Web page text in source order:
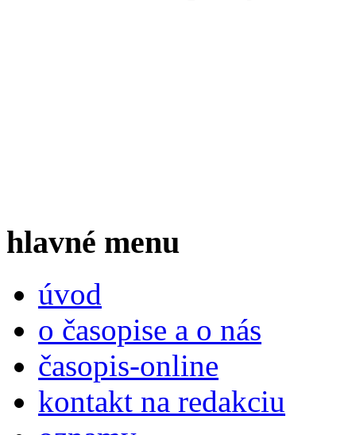
hlavné menu
úvod
o časopise a o nás
časopis-online
kontakt na redakciu